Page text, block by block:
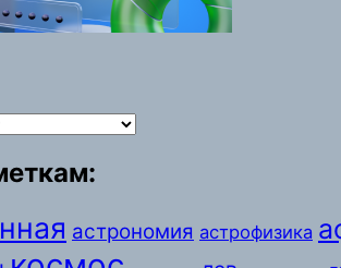
астрономия астрофизика